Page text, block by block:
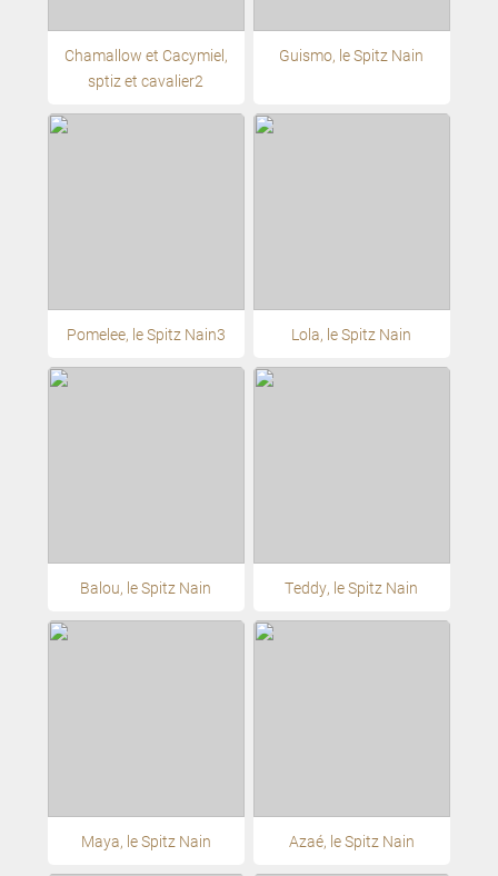
Chamallow et Cacymiel,
sptiz et cavalier2
Guismo, le Spitz Nain
Pomelee, le Spitz Nain3 Lola, le Spitz Nain
Balou, le Spitz Nain Teddy, le Spitz Nain
Maya, le Spitz Nain Azaé, le Spitz Nain